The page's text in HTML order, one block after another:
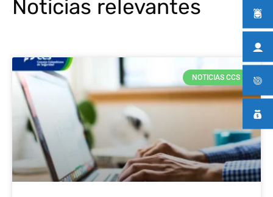
Noticias relevantes
NOTICIAS CCS